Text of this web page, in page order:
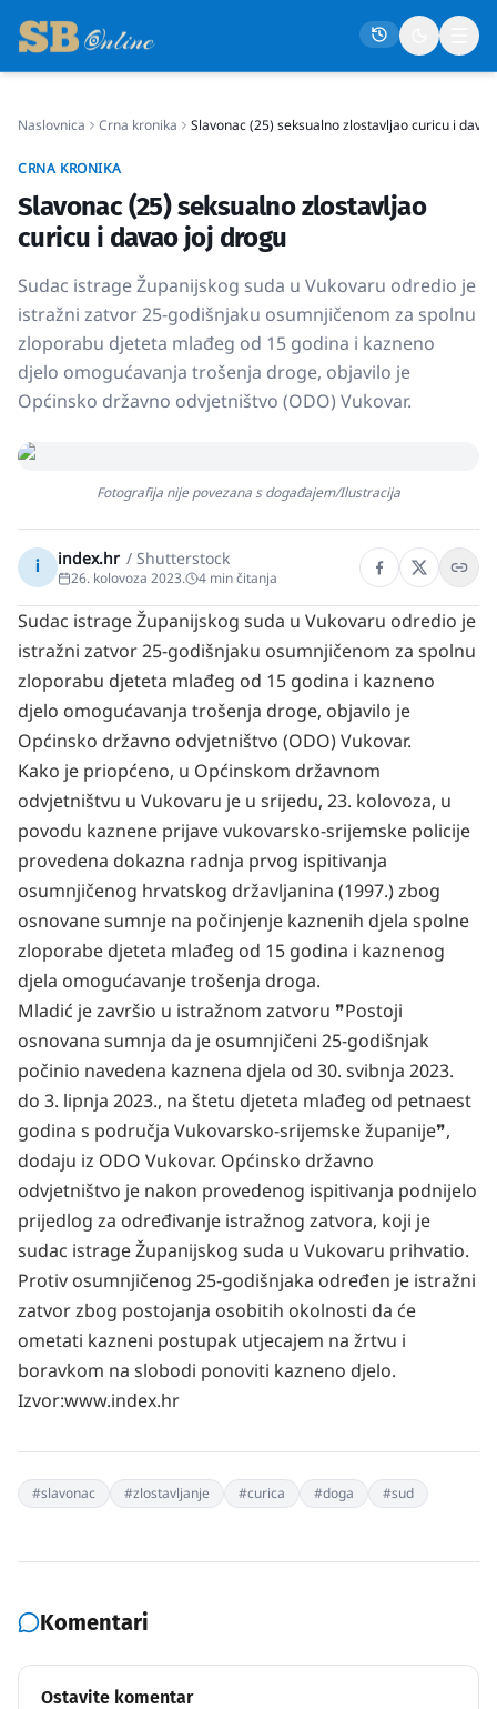
Politika
Crna kronika
Sport
Osmrtnice
Naslovnica Crna kronika Slavonac (25) seksualno zlostavljao curicu i
CRNA KRONIKA
Slavonac (25) seksualno zlostavljao
curicu i davao joj drogu
Sudac istrage Županijskog suda u Vukovaru odredio je
istražni zatvor 25-godišnjaku osumnjičenom za spolnu
zloporabu djeteta mlađeg od 15 godina i kazneno
djelo omogućavanja trošenja droge, objavilo je
Općinsko državno odvjetništvo (ODO) Vukovar.
Fotografija nije povezana s događajem/Ilustracija
i index.hr / Shutterstock
26. kolovoza 2023. 4 min čitanja
Sudac istrage Županijskog suda u Vukovaru odredio je
istražni zatvor 25-godišnjaku osumnjičenom za spolnu
zloporabu djeteta mlađeg od 15 godina i kazneno
djelo omogućavanja trošenja droge, objavilo je
Općinsko državno odvjetništvo (ODO) Vukovar.
Kako je priopćeno, u Općinskom državnom
odvjetništvu u Vukovaru je u srijedu, 23. kolovoza, u
povodu kaznene prijave vukovarsko-srijemske policije
provedena dokazna radnja prvog ispitivanja
osumnjičenog hrvatskog državljanina (1997.) zbog
osnovane sumnje na počinjenje kaznenih djela spolne
zloporabe djeteta mlađeg od 15 godina i kaznenog
djela omogućavanje trošenja droga.
Mladić je završio u istražnom zatvoru ❞Postoji
osnovana sumnja da je osumnjičeni 25-godišnjak
počinio navedena kaznena djela od 30. svibnja 2023.
do 3. lipnja 2023., na štetu djeteta mlađeg od petnaest
godina s područja Vukovarsko-srijemske županije❞,
dodaju iz ODO Vukovar. Općinsko državno
odvjetništvo je nakon provedenog ispitivanja podnijelo
prijedlog za određivanje istražnog zatvora, koji je
sudac istrage Županijskog suda u Vukovaru prihvatio.
Protiv osumnjičenog 25-godišnjaka određen je istražni
zatvor zbog postojanja osobitih okolnosti da će
ometati kazneni postupak utjecajem na žrtvu i
boravkom na slobodi ponoviti kazneno djelo.
Izvor:www.index.hr
#slavonac #zlostavljanje #curica #doga #sud
Komentari
Ostavite komentar